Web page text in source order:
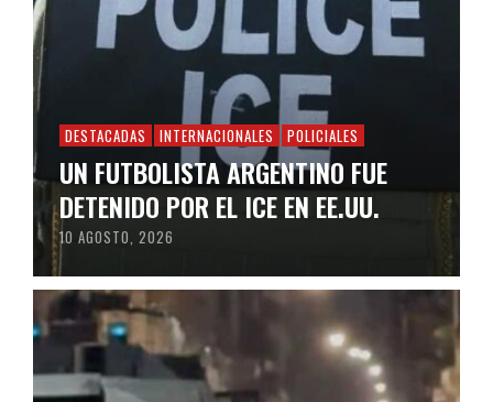
DESTACADAS INTERNACIONALES POLICIALES
UN FUTBOLISTA ARGENTINO FUE
DETENIDO POR EL ICE EN EE.UU.
10 AGOSTO, 2026